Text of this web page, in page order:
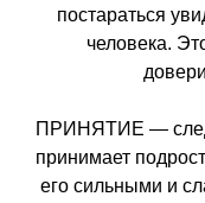
постараться
человека.
ПРИНЯТИЕ —
принимает
его сильными и